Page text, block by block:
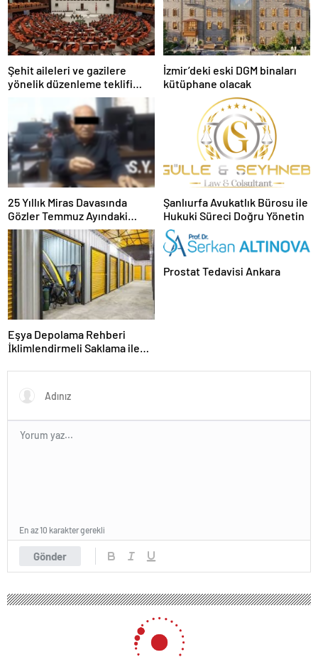
Şehit aileleri ve gazilere
yönelik düzenleme teklifi
Meclis’te kabul edildi
İzmir’deki eski DGM binaları
kütüphane olacak
25 Yıllık Miras Davasında
Gözler Temmuz Ayındaki
Karar Duruşmasına Çevrildi
Şanlıurfa Avukatlık Bürosu ile
Hukuki Süreci Doğru Yönetin
Eşya Depolama Rehberi
İklimlendirmeli Saklama ile
Prostat Tedavisi Ankara
Gönder
En az 10 karakter gerekli